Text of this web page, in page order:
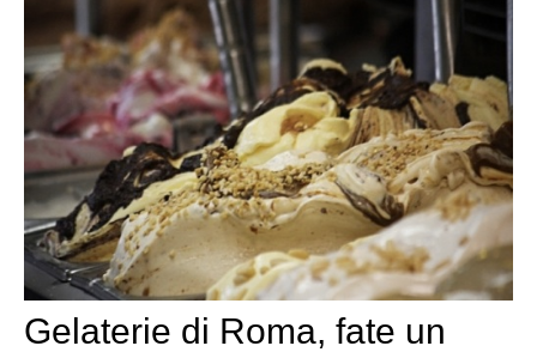
Gelaterie di Roma, fate un